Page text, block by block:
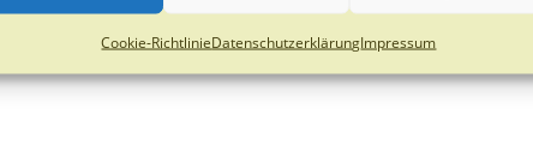
Cookie-RichtlinieDatenschutzerklärungImpressum